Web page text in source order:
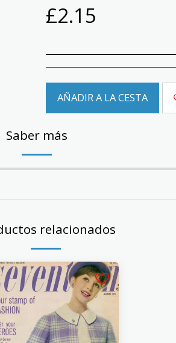
£2.15
AÑADIR A LA CESTA
Saber más
relacionados